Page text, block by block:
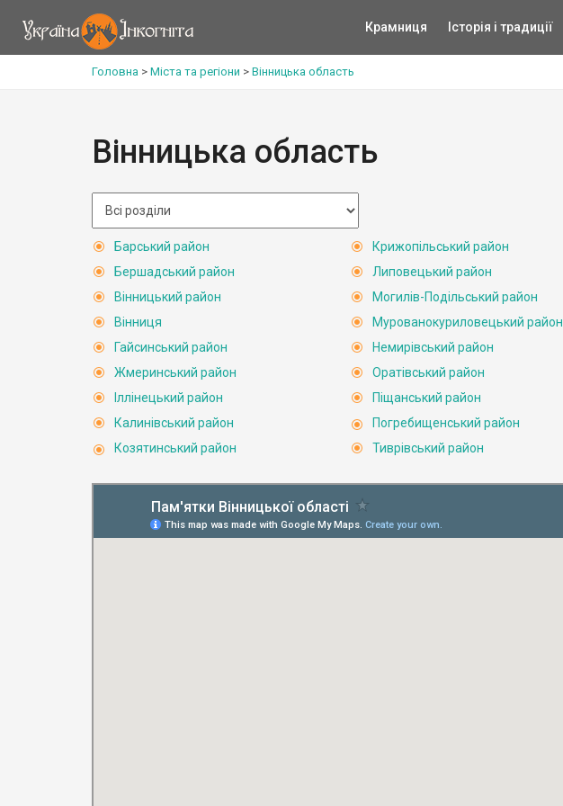
Крамниця Історія і традиції
Головна > Міста та регіони > Вінницька область
Вінницька область
Барський район
Бершадський район
Вінницький район
Вінниця
Гайсинський район
Жмеринський район
Іллінецький район
Калинівський район
Козятинський район
Крижопільський район
Липовецький район
Могилів-Подільський район
Мурованокуриловецький район
Немирівський район
Оратівський район
Піщанський район
Погребищенський район
Тиврівський район